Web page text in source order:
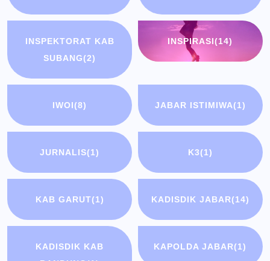
INSPEKTORAT KAB
SUBANG(2)
INSPIRASI(14)
IWOI(8) JABAR ISTIMIWA(1)
JURNALIS(1) K3(1)
KAB GARUT(1) KADISDIK JABAR(14)
KADISDIK KAB
KAPOLDA JABAR(1)